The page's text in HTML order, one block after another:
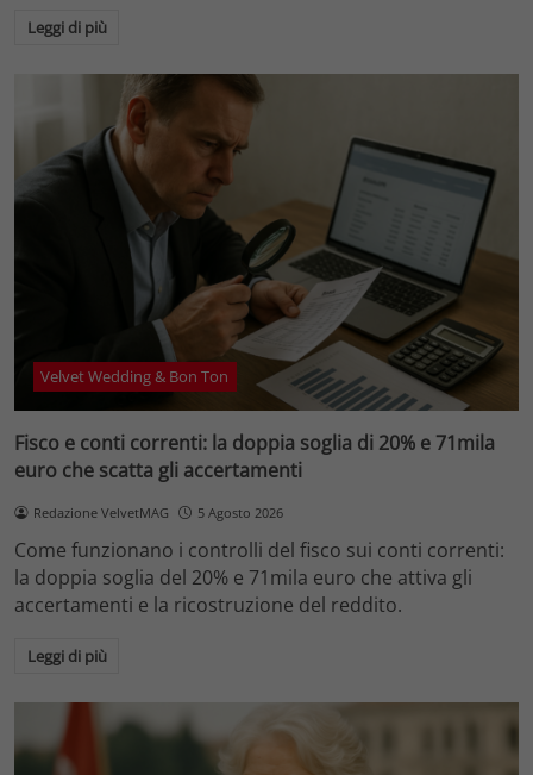
Leggi di più
Velvet Wedding & Bon Ton
Fisco e conti correnti: la doppia soglia di 20% e 71mila
euro che scatta gli accertamenti
Redazione VelvetMAG 5 Agosto 2026
Come funzionano i controlli del fisco sui conti correnti:
la doppia soglia del 20% e 71mila euro che attiva gli
accertamenti e la ricostruzione del reddito.
Leggi di più